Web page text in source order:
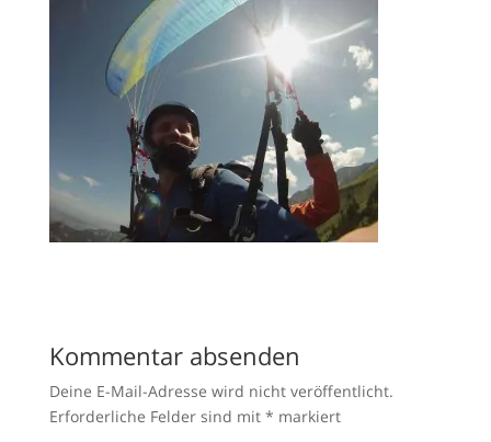
Kommentar absenden
Deine E-Mail-Adresse wird nicht veröffentlicht.
Erforderliche Felder sind mit * markiert